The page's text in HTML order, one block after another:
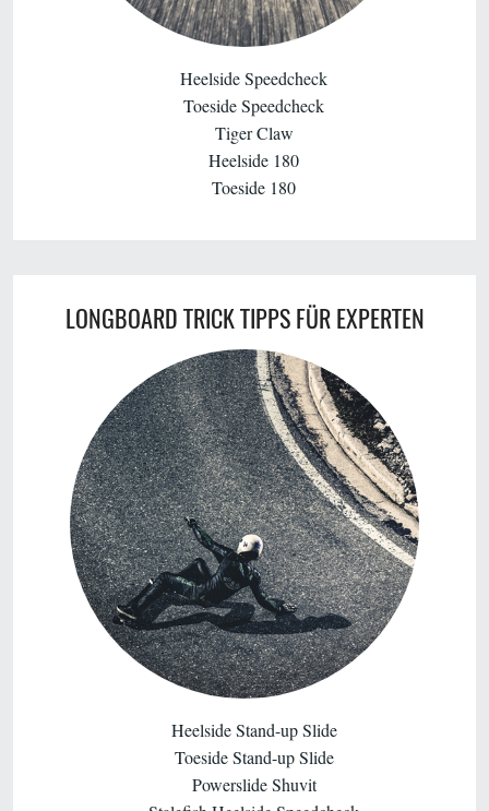
Heelside Speedcheck
Toeside Speedcheck
Tiger Claw
Heelside 180
Toeside 180
LONGBOARD TRICK TIPPS FÜR EXPERTEN
Heelside Stand-up Slide
Toeside Stand-up Slide
Powerslide Shuvit